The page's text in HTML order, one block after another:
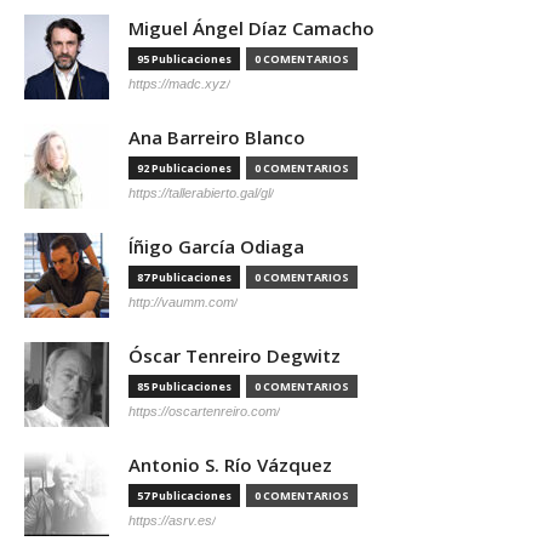
Miguel Ángel Díaz Camacho
95 Publicaciones 0 COMENTARIOS
https://madc.xyz/
Ana Barreiro Blanco
92 Publicaciones 0 COMENTARIOS
https://tallerabierto.gal/gl/
Íñigo García Odiaga
87 Publicaciones 0 COMENTARIOS
http://vaumm.com/
Óscar Tenreiro Degwitz
85 Publicaciones 0 COMENTARIOS
https://oscartenreiro.com/
Antonio S. Río Vázquez
57 Publicaciones 0 COMENTARIOS
https://asrv.es/